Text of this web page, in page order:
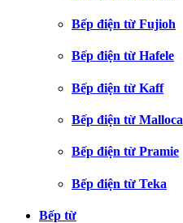
Bếp điện từ Fujioh
Bếp điện từ Hafele
Bếp điện từ Kaff
Bếp điện từ Malloca
Bếp điện từ Pramie
Bếp điện từ Teka
Bếp từ